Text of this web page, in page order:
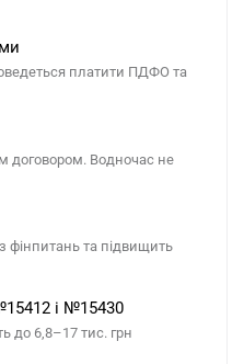
платити ПДФО та
договором. Водночас не
фінпитань та підвищить
і №15430
до 6,8–17 тис. грн